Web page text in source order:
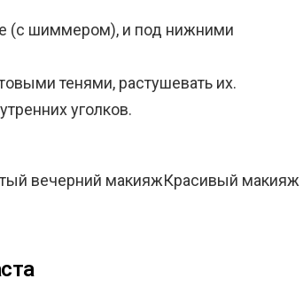
(с шиммером), и под нижними
тенями, растушевать их.
уголков.
вечерний макияжКрасивый макияж